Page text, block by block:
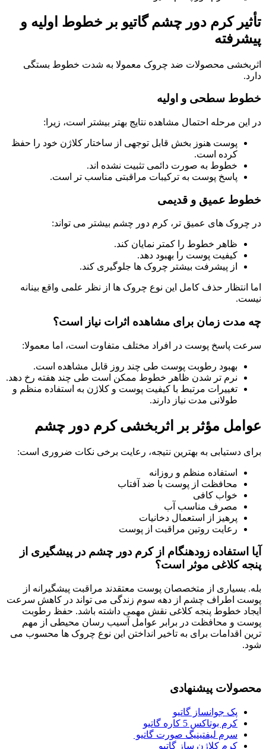
تأثیر کرم دور چشم گاتیو بر خطوط اولیه و
پیشرفته
اثربخشی محصولات ضد چروک معمولا به شدت خطوط بستگی
دارد.
خطوط سطحی و اولیه
در این مرحله احتمال مشاهده نتایج بهتر بیشتر است، زیرا:
پوست هنوز بخش قابل توجهی از ساختار کلاژن خود را حفظ
کرده است.
خطوط به صورت دائمی تثبیت نشده اند.
پاسخ پوست به ترکیبات مراقبتی مناسب تر است.
خطوط عمیق و قدیمی
در چروک های عمیق تر، کرم دور چشم بیشتر می تواند:
ظاهر خطوط را کمتر نمایان کند.
کیفیت پوست را بهبود دهد.
از پیشرفت بیشتر چروک ها جلوگیری کند.
اما انتظار حذف کامل این نوع چروک ها از نظر علمی واقع بینانه
نیست.
چه مدت زمان برای مشاهده اثرات نیاز است؟
سرعت پاسخ پوست در افراد مختلف متفاوت است، اما معمولا:
بهبود رطوبت پوست طی چند روز قابل مشاهده است.
نرم تر شدن ظاهر خطوط ممکن است طی چند هفته رخ دهد.
تغییرات مرتبط با کیفیت پوست و کلاژن به استفاده منظم و
طولانی مدت نیاز دارند.
عوامل مؤثر بر اثربخشی کرم دور چشم
برای دستیابی به بهترین نتیجه، رعایت برخی نکات ضروری است:
استفاده منظم و روزانه
محافظت از پوست با ضد آفتاب
خواب کافی
مصرف مناسب آب
پرهیز از استعمال دخانیات
رعایت روتین مراقبت از پوست
آیا استفاده زودهنگام از کرم دور چشم در پیشگیری از
پنجه کلاغی موثر است؟
بله. بسیاری از متخصصان پوست معتقدند مراقبت پیشگیرانه از
پوست اطراف چشم از دهه سوم زندگی می تواند در کاهش سرعت
ایجاد خطوط پنجه کلاغی نقش مهمی داشته باشد. حفظ رطوبت
پوست و محافظت در برابر عوامل آسیب رسان محیطی از مهم
ترین اقدامات برای به تاخیر انداختن این نوع چروک ها محسوب می
شود.
محصولات پیشنهادی
پک جوانساز گاتیو
کرم بوتاکس 5 کاره گاتیو
سرم لیفتینیگ صورت گاتیو
کرم کلاژن ساز گاتیو